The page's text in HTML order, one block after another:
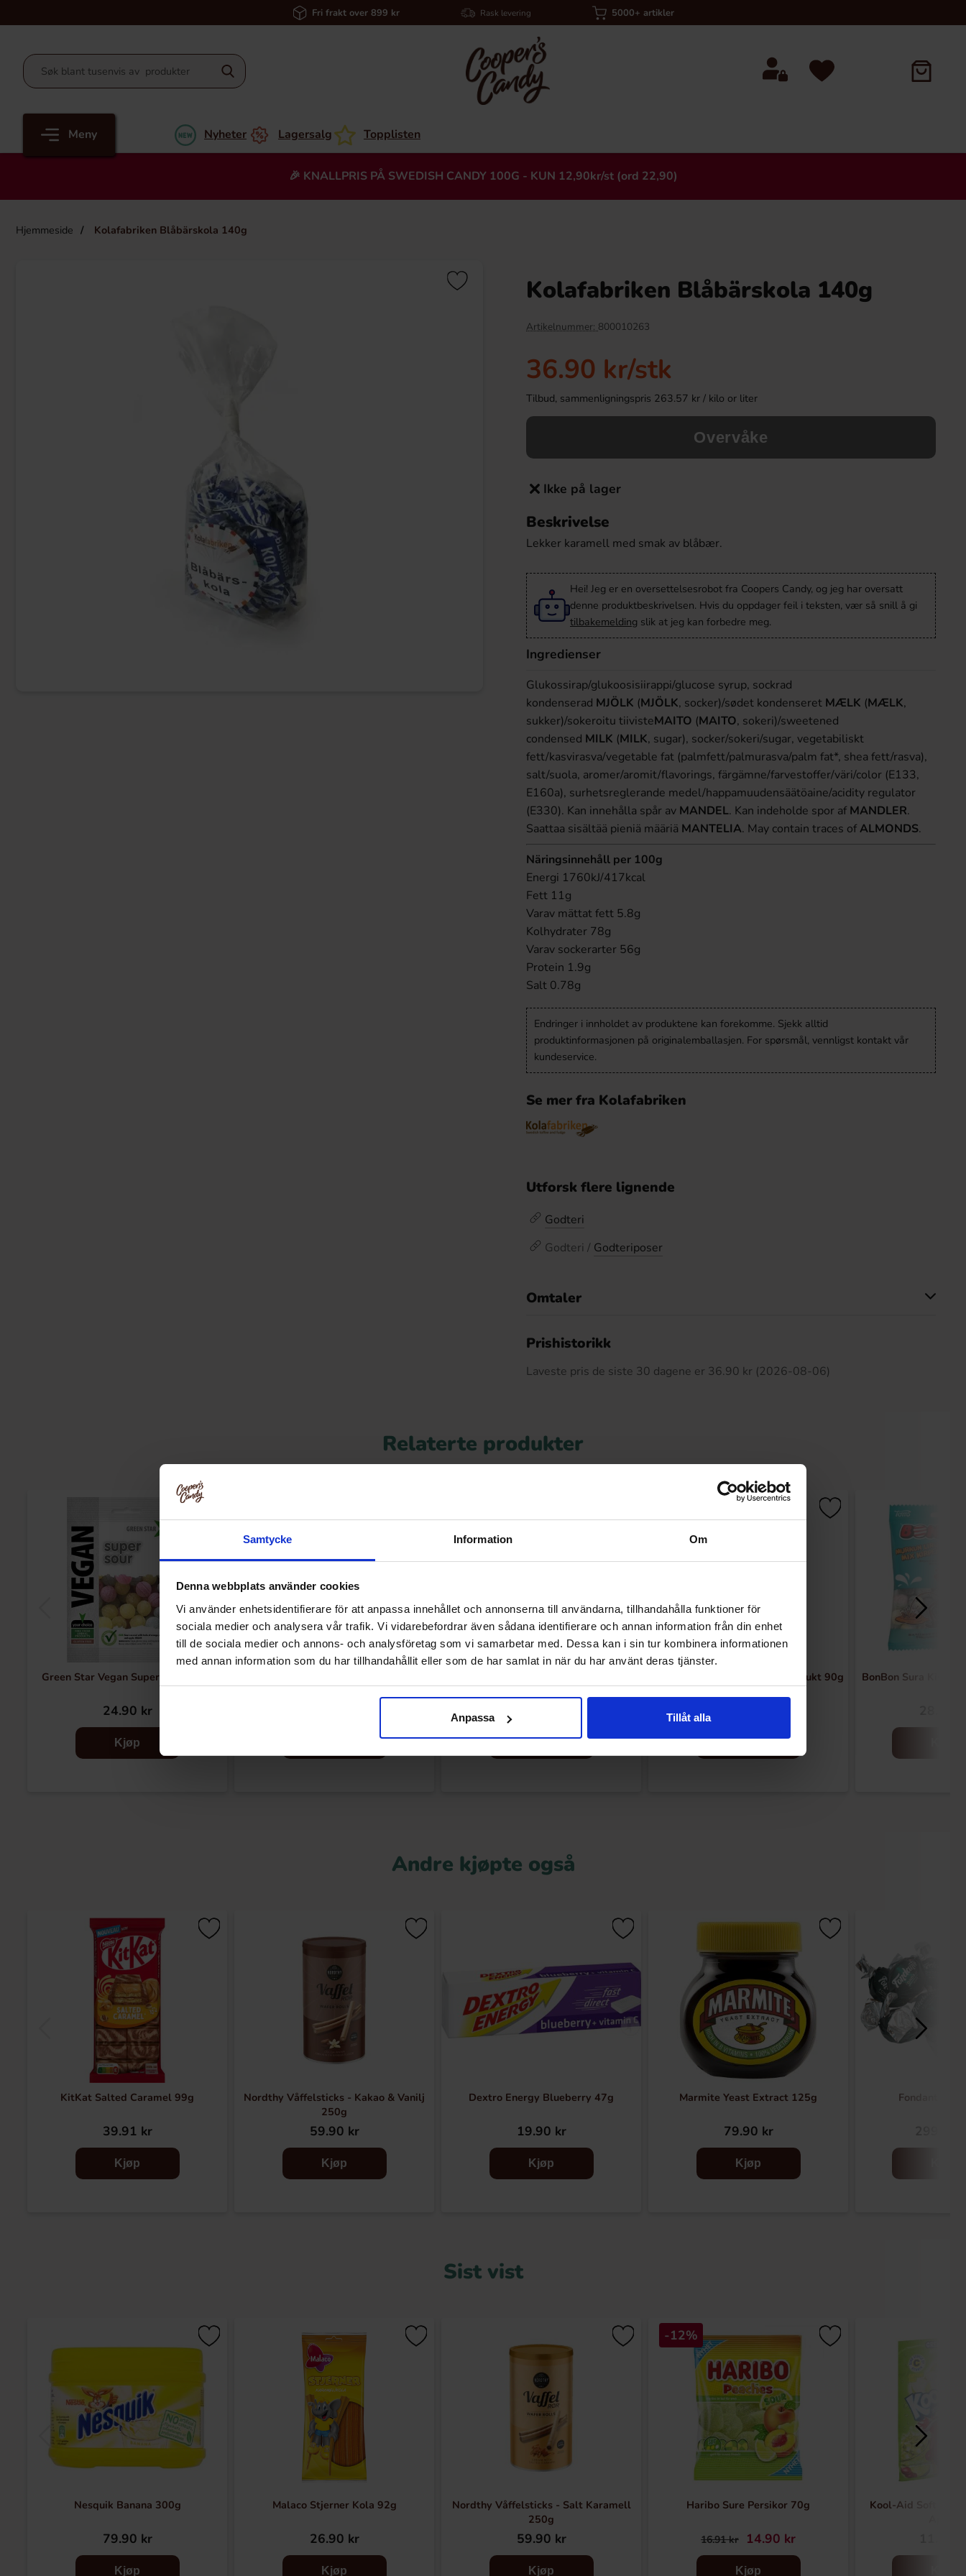
Samtycke Information Om
Denna webbplats använder cookies
Vi använder enhetsidentifierare för att anpassa innehållet och annonserna till användarna, tillhandahålla funktioner för
sociala medier och analysera vår trafik. Vi vidarebefordrar även sådana identifierare och annan information från din enhet
till de sociala medier och annons- och analysföretag som vi samarbetar med. Dessa kan i sin tur kombinera informationen
med annan information som du har tillhandahållit eller som de har samlat in när du har använt deras tjänster.
Anpassa Tillåt alla
Fri frakt over 899 kr Rask levering 5000+ artikler
Meny Nyheter Lagersalg Topplisten
🎉 KNALLPRIS PÅ SWEDISH CANDY 100G - KUN 12,90kr/st (ord 22,90)
Hjemmeside Kolafabriken Blåbärskola 140g
Heading
Pringles Salt och Vinegar 165g Dave & Jons Dadler Ginger Bread 125g
Köp
Red Bull Green Drakfrukt 25cl
Cinnamon 33cl
Köp Köp
Kolafabriken Blåbärskola 140g
Artikelnummer: 800010263
36.90 kr/stk
Tilbud, sammenligningspris 263.57 kr / kilo or liter
Overvåke
Ikke på lager
Beskrivelse
Lekker karamell med smak av blåbær.
Hei! Jeg er en oversettelsesrobot fra Coopers Candy, og jeg har oversatt
denne produktbeskrivelsen. Hvis du oppdager feil i teksten, vær så snill å gi
tilbakemelding slik at jeg kan forbedre meg.
Ingredienser
Glukossirap/glukoosisiirappi/glucose syrup, sockrad
kondenserad MJÖLK (MJÖLK, socker)/sødet kondenseret MÆLK (MÆLK,
sukker)/sokeroitu tiivisteMAITO (MAITO, sokeri)/sweetened
condensed MILK (MILK, sugar), socker/sokeri/sugar, vegetabiliskt
fett/kasvirasva/vegetable fat (palmfett/palmurasva/palm fat*, shea fett/rasva),
salt/suola, aromer/aromit/flavorings, färgämne/farvestoffer/väri/color (E133,
E160a), surhetsreglerande medel/happamuudensäätöaine/acidity regulator
(E330). Kan innehålla spår av MANDEL. Kan indeholde spor af MANDLER.
Saattaa sisältää pieniä määriä MANTELIA. May contain traces ofALMONDS.
Näringsinnehåll per 100g
Energi 1760kJ/417kcal
Fett 11g
Varav mättat fett 5.8g
Kolhydrater 78g
Varav sockerarter 56g
Protein 1.9g
Salt 0.78g
Endringer i innholdet av produktene kan forekomme. Sjekk alltid
produktinformasjonen på originalemballasjen. For spørsmål, vennligst kontakt vår
kundeservice.
Se mer fra Kolafabriken
Utforsk flere lignende
Godteri
Godteri / Godteriposer
Omtaler
Prishistorikk
Laveste pris de siste 30 dagene er 36.90 kr (2026-08-06)
Relaterte produkter
Green Star Vegan Super Sour 100g
24.90 kr
Kjøp Kjøp
de Bron Sockerfri Gräddkola Frukt 90g
Kjøp
BonBon Sura
Andre kjøpte også
KitKat Salted Caramel 99g
39.91 kr
Kjøp
Nordthy Våffelsticks - Kakao & Vanilj
250g
59.90 kr
Kjøp
Dextro Energy Blueberry 47g
19.90 kr
Kjøp
Marmite Yeast Extract 125g
79.90 kr
Kjøp
Fondante
Sist vist
Nesquik Banana 300g
79.90 kr
Kjøp
Malaco Stjerner Kola 92g
26.90 kr
Kjøp
Nordthy Våffelsticks - Salt Karamell
250g
59.90 kr
Kjøp
-12%
Haribo Sure Persikor 70g
16.91 kr 14.90 kr
Kjøp
Kool-Aid Soft